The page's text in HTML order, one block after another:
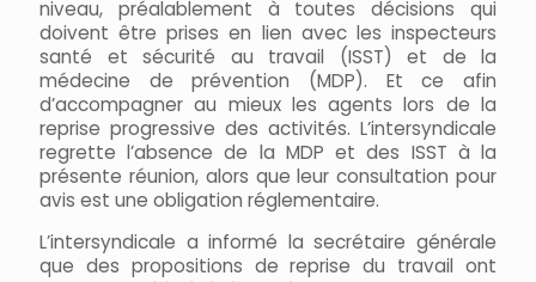
niveau, préalablement à toutes décisions qui
doivent être prises en lien avec les inspecteurs
santé et sécurité au travail (ISST) et de la
médecine de prévention (MDP). Et ce afin
d’accompagner au mieux les agents lors de la
reprise progressive des activités. L’intersyndicale
regrette l’absence de la MDP et des ISST à la
présente réunion, alors que leur consultation pour
avis est une obligation réglementaire.
L’intersyndicale a informé la secrétaire générale
que des propositions de reprise du travail ont